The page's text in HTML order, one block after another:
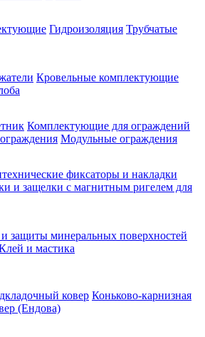
Гидроизоляция Трубчатые
Кровельные комплектующие
Комплектующие для ограждений
Модульные ограждения
фиксаторы и накладки
и защелки с магнитным ригелем для
защиты минеральных поверхностей
и мастика
ковер Коньково-карнизная
(Ендова)